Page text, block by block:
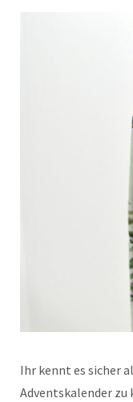
Ihr kennt es sicher
Adventskalender